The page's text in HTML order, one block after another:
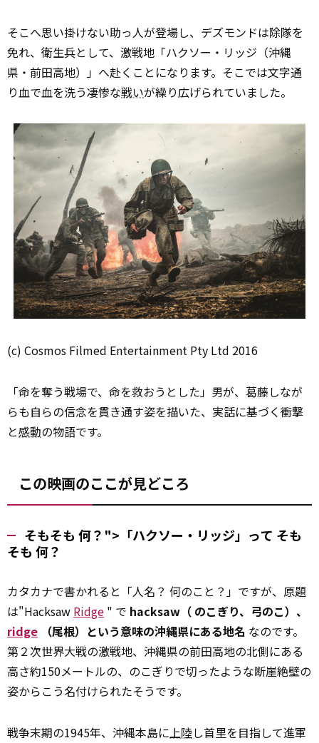
そこへ思い掛けない助っ人が登場し、デズモンドは除隊を
免れ、衛生兵として、激戦地「ハクソー・リッジ（沖縄
県・前田高地）」へ赴くことになります。そこでは文字通
り血で血を洗う凄惨な戦いが繰り広げられていました。
(c) Cosmos Filmed Entertainment Pty Ltd 2016
「命を奪う戦場で、命を救おうとした」男が、葛藤しなが
らも自らの信念を貫き通す姿を描いた、実話に基づく衝撃
と感動の物語です。
この映画のここが見どころ
そもそも 何？">「ハクソー・リッジ」って そも
そも 何？
カタカナで書かれると「人名？ 何のこと？」ですが、原題
は"Hacksaw Ridge " で hacksaw（ のこぎり、弓のこ）、
ridge （尾根）という意味の沖縄県にある地名 なのです。
第２次世界大戦の激戦地、沖縄県の前田高地の北側にある
高さ約150メートルの、のこぎりで切ったような断崖絶壁の
姿からこう名付けられたそうです。
戦争末期の1945年、沖縄本島に上陸し首里を目指して進軍